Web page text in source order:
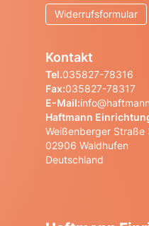
Widerrufsformular
Kontakt
Tel.035827-78316
Fax:035827-78317
E-Mail:
Haftmann
Weißenberger Straße
02906 Waldhufen
Deutschland